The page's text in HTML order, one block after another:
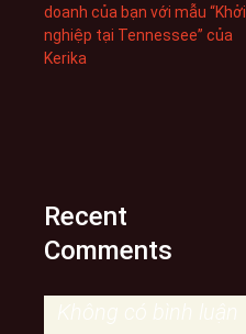
doanh của bạn với mẫu “Khởi
nghiệp tại Tennessee” của
Kerika
Recent
Comments
Không có bình luận